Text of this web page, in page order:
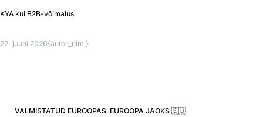
KYA kui B2B-võimalus
22. juuni 2026{autor_nimi}
VALMISTATUD EUROOPAS. EUROOPA JAOKS 🇪🇺